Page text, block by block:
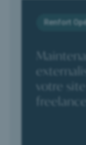
votre
freelance
Renfort